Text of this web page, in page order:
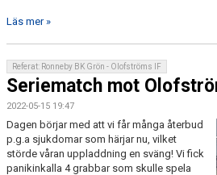
Läs mer »
Referat: Ronneby BK Grön - Olofströms IF
Seriematch mot
2022-05-15 19:47
Dagen börjar med att vi får många återbud
p.g.a sjukdomar som härjar nu, vilket
störde våran uppladdning en sväng! Vi fick
panikinkalla 4 grabbar som skulle spela